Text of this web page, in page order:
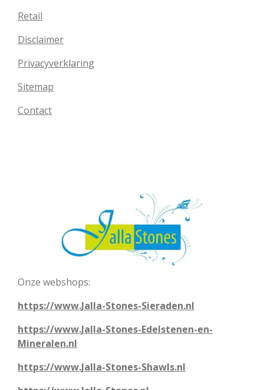
Retail
Disclaimer
Privacyverklaring
Sitemap
Contact
Onze webshops:
https://www.Jalla-Stones-Sieraden.nl
https://www.Jalla-Stones-Edelstenen-en-
Mineralen.nl
https://www.Jalla-Stones-Shawls.nl